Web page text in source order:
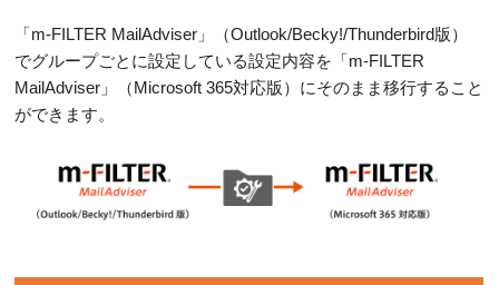
「m-FILTER MailAdviser」（Outlook/Becky!/Thunderbird版）
でグループごとに設定している設定内容を「m-FILTER
MailAdviser」（Microsoft 365対応版）にそのまま移行すること
ができます。